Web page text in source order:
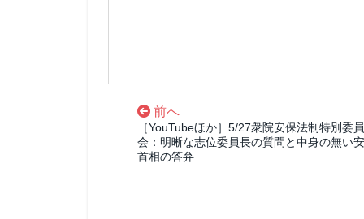
前へ
［YouTubeほか］5/27衆院安保法制特別委員
会：明晰な志位委員長の質問と中身の無い
首相の答弁